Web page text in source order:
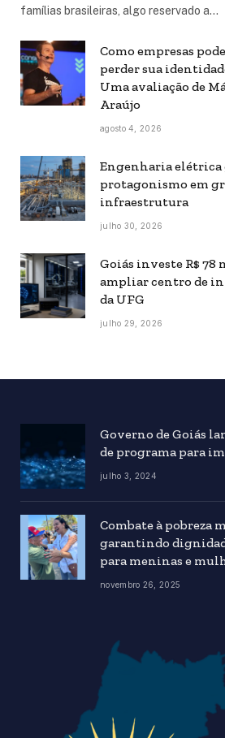
famílias brasileiras, algo reservado a…
Como empresas
perder sua
Uma avaliação de
Araújo
agosto 4, 2026
Engenharia elétrica
protagonismo em
infraestrutura
julho 30, 2026
Goiás investe R$ 78
ampliar centro de
da UFG
julho 29, 2026
Governo de Goiás
de programa para
julho 3, 2024
Combate à pobreza
garantindo
para meninas e
novembro 26, 2025